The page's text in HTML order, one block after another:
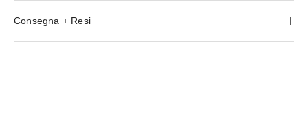
Consegna + Resi